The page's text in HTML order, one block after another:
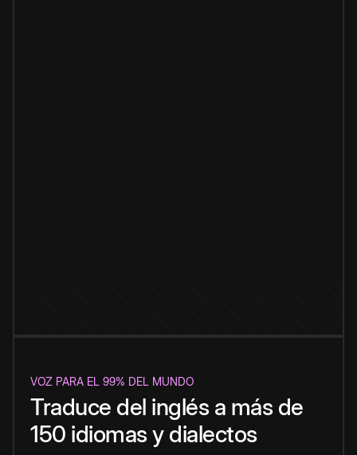
VOZ PARA EL 99% DEL MUNDO
Traduce del inglés a más de
150 idiomas y dialectos